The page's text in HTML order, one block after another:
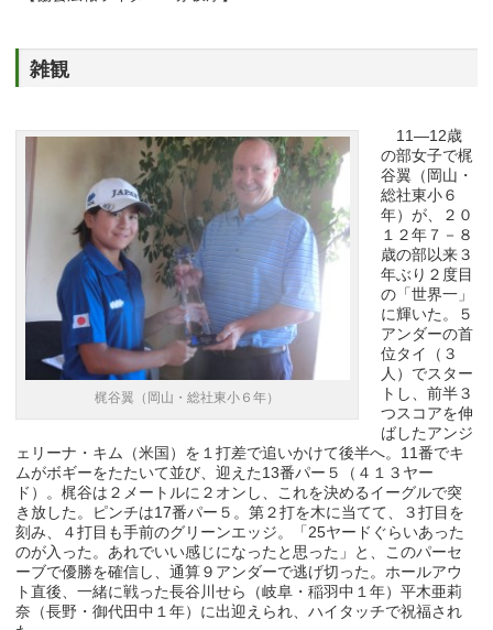
雑観
梶谷翼（岡山・総社東小６年）
11―12歳
の部女子で梶
谷翼（岡山・
総社東小６
年）が、２０
１２年７－８
歳の部以来３
年ぶり２度目
の「世界一」
に輝いた。５
アンダーの首
位タイ（３
人）でスター
トし、前半３
つスコアを伸
ばしたアンジ
ェリーナ・キム（米国）を１打差で追いかけて後半へ。11番でキ
ムがボギーをたたいて並び、迎えた13番パー５（４１３ヤー
ド）。梶谷は２メートルに２オンし、これを決めるイーグルで突
き放した。ピンチは17番パー５。第２打を木に当てて、３打目を
刻み、４打目も手前のグリーンエッジ。「25ヤードぐらいあった
のが入った。あれでいい感じになったと思った」と、このパーセ
ーブで優勝を確信し、通算９アンダーで逃げ切った。ホールアウ
ト直後、一緒に戦った長谷川せら（岐阜・稲羽中１年）平木亜莉
奈（長野・御代田中１年）に出迎えられ、ハイタッチで祝福され